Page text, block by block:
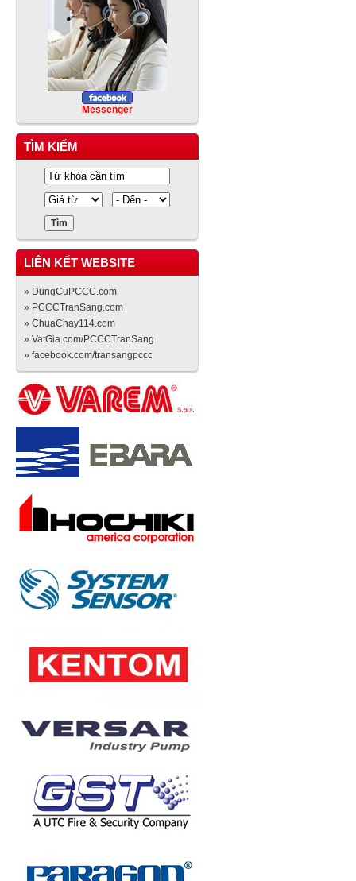
Messenger
TÌM KIẾM
LIÊN KẾT WEBSITE
» DungCuPCCC.com
» PCCCTranSang.com
» ChuaChay114.com
» VatGia.com/PCCCTranSang
» facebook.com/transangpccc